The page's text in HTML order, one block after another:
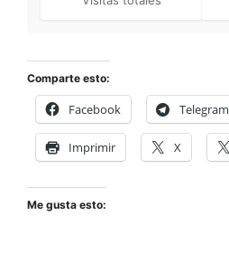
Comparte esto:
Facebook Telegram
Imprimir X
Me gusta esto: